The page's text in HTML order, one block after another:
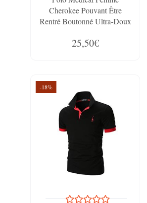
Cherokee Pouvant Être
Rentré Boutonné Ultra-Doux
Entretenir
25,50€
-18%